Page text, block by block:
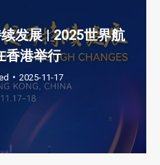
发展 | 2025世界航
香港举行
2025-11-17